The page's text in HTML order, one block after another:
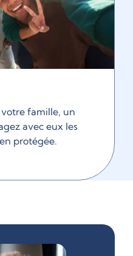
famille, un
avec eux les
protégée.